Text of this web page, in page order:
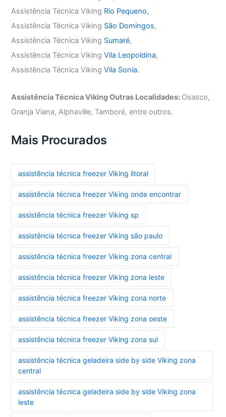
Assistência Técnica Viking Rio Pequeno,
Assistência Técnica Viking São Domingos,
Assistência Técnica Viking Sumaré,
Assistência Técnica VikingVila Leopoldina,
Assistência Técnica VikingVila Sonia.
Assistência Técnica Viking Outras Localidades: Osasco,
Granja Viana, Alphaville, Tamboré, entre outros.
Mais Procurados
assistência técnica freezer Viking litoral
assistência técnica freezer Viking onde encontrar
assistência técnica freezer Viking sp
assistência técnica freezer Viking são paulo
assistência técnica freezer Viking zona central
assistência técnica freezer Viking zona leste
assistência técnica freezer Viking zona norte
assistência técnica freezer Viking zona oeste
assistência técnica freezer Viking zona sul
assistência técnica geladeira side by side Viking zona
central
assistência técnica geladeira side by side Viking zona
leste